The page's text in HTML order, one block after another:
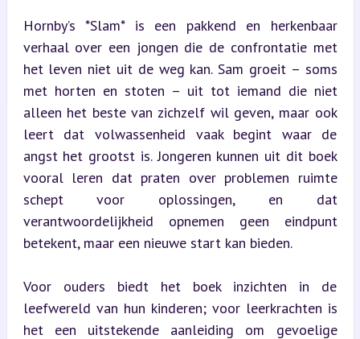
Hornby’s *Slam* is een pakkend en herkenbaar
verhaal over een jongen die de confrontatie met
het leven niet uit de weg kan. Sam groeit – soms
met horten en stoten – uit tot iemand die niet
alleen het beste van zichzelf wil geven, maar ook
leert dat volwassenheid vaak begint waar de
angst het grootst is. Jongeren kunnen uit dit boek
vooral leren dat praten over problemen ruimte
schept voor oplossingen, en dat
verantwoordelijkheid opnemen geen eindpunt
betekent, maar een nieuwe start kan bieden.
Voor ouders biedt het boek inzichten in de
leefwereld van hun kinderen; voor leerkrachten is
het een uitstekende aanleiding om gevoelige